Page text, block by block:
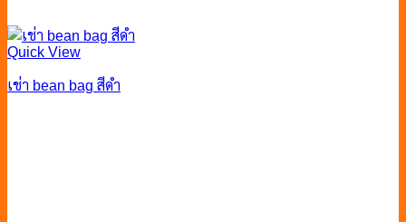
Quick View
เช่า bean bag สีดำ